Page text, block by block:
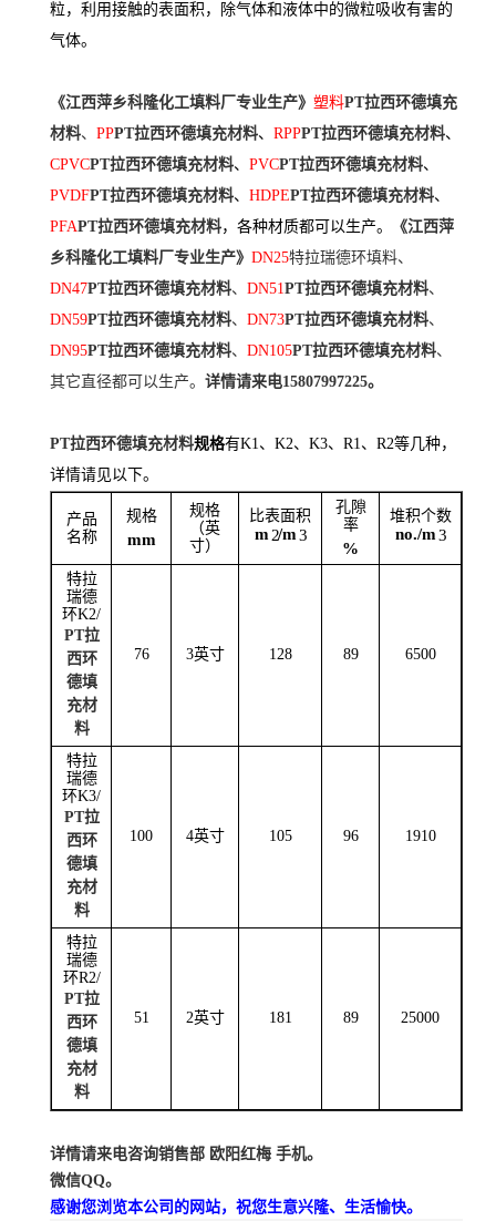
粒，利用接触的表面积，除气体和液体中的微粒吸收有害的
气体。
《江西萍乡科隆化工填料厂专业生产》 塑料PT拉西环德填充
材料、 PPPT拉西环德填充材料、 RPPPT拉西环德填充材料、
CPVCPT拉西环德填充材料、 PVCPT拉西环德填充材料、
PVDFPT拉西环德填充材料、 HDPEPT拉西环德填充材料、
PFAPT拉西环德填充材料，各种材质都可以生产。
《江西萍
乡科隆化工填料厂专业生产》 DN25特拉瑞德环填料、
DN47PT拉西环德填充材料、 DN51PT拉西环德填充材料、
DN59PT拉西环德填充材料、 DN73PT拉西环德填充材料、
DN95PT拉西环德填充材料、 DN105PT拉西环德填充材料、
其它直径都可以生产。 详情请来电15807997225。
PT拉西环德填充材料规格有K1、K2、K3、R1、R2等几种，
详情请见以下。
产品
名称
规格
mm
规格
（英
寸）
比表面积
m 2/m3
孔隙
率
%
堆积个数
no./m3
特拉
瑞德
环K2/
PT拉
西环
德填
充材
料
76 3英寸 128 89 6500
特拉
瑞德
环K3/
PT拉
西环
德填
充材
料
100 4英寸 105 96 1910
特拉
瑞德
环R2/
PT拉
西环
德填
充材
料
51 2英寸 181 89 25000
详情请来电咨询销售部 欧阳红梅 手机。
微信QQ。
感谢您浏览本公司的网站，祝您生意兴隆、生活愉快。